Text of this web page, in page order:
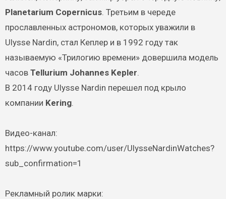
Planetarium Copernicus. Третьим в череде
прославленных астрономов, которых уважили в
Ulysse Nardin, стал Кеплер и в 1992 году так
называемую «Трилогию времени» довершила модель
часов Tellurium Johannes Kepler.
В 2014 году Ulysse Nardin перешел под крыло
компании Kering.
Видео-канал:
https://www.youtube.com/user/UlysseNardinWatches?
sub_confirmation=1
Рекламный ролик марки: